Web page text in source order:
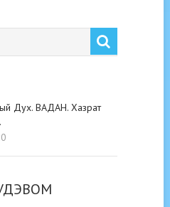
Дух. ВАДАН. Хазрат